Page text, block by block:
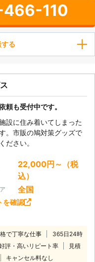
110
る
頼も受付中です。
設に住み着いてしまった
。市販の鳩対策グッズで
ださい。
22,000円～（税
込）
全国
を確認
で丁寧な仕事
365日24時
評・高いリピート率
見積
キャンセル料なし